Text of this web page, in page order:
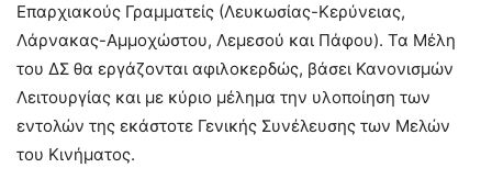
Επαρχιακούς Γραμματείς (Λευκωσίας-Κερύνειας,
Λάρνακας-Αμμοχώστου, Λεμεσού και Πάφου). Τα Μέλη
του ΔΣ θα εργάζονται αφιλοκερδώς, βάσει Κανονισμών
Λειτουργίας και με κύριο μέλημα την υλοποίηση των
εντολών της εκάστοτε Γενικής Συνέλευσης των Μελών
του Κινήματος.